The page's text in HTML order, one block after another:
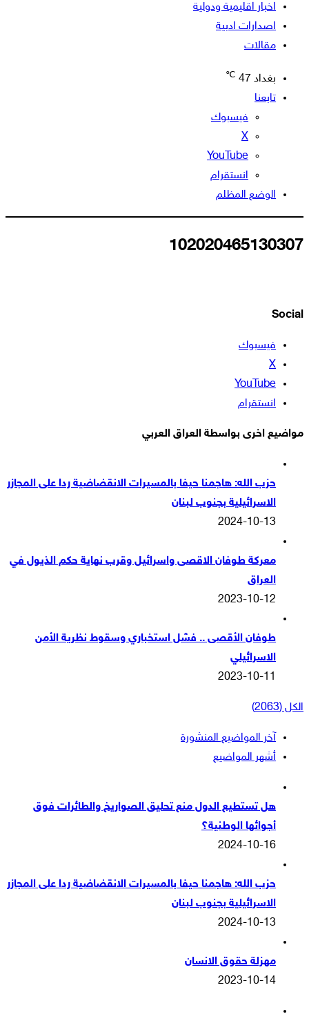
اخبار اقليمية ودولية
اصدارات ادبية
مقالات
بغداد 47
℃
تابعنا
فيسبوك
‫X
‫YouTube
انستقرام
الوضع المظلم
102020465130307
Social
فيسبوك
‫X
‫YouTube
انستقرام
مواضيع اخرى بواسطة العراق العربي
حزب الله: هاجمنا حيفا بالمسيرات الانقضاضية ردا على المجازر
الاسرائيلية بجنوب لبنان
2024-10-13
معركة طوفان الاقصى واسرائيل وقرب نهاية حكم الذيول في
العراق
2023-10-12
طوفان الأقصى .. فشل استخباري وسقوط نظرية الأمن
الاسرائيلي
2023-10-11
الكل (2063)
آخر المواضيع المنشورة
أشهر المواضيع
هل تستطيع الدول منع تحليق الصواريخ والطائرات فوق
أجوائها الوطنية؟
2024-10-16
حزب الله: هاجمنا حيفا بالمسيرات الانقضاضية ردا على المجازر
الاسرائيلية بجنوب لبنان
2024-10-13
مهزلة حقوق الانسان
2023-10-14